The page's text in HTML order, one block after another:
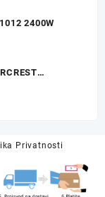
2400W
Privatnosti